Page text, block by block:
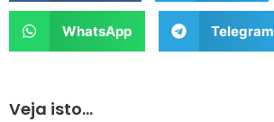
WhatsApp Telegram
Veja isto...